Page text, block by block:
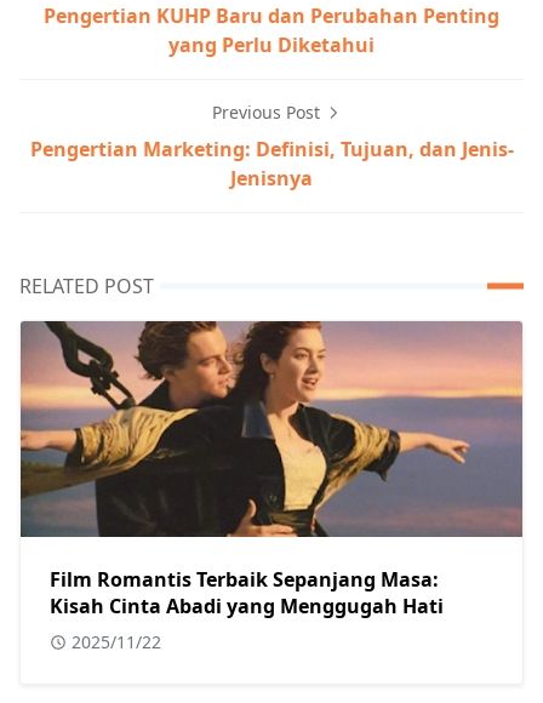
Pengertian KUHP Baru dan Perubahan Penting
yang Perlu Diketahui
Previous Post
Pengertian Marketing: Definisi, Tujuan, dan Jenis-
Jenisnya
RELATED POST
Film Romantis Terbaik Sepanjang Masa:
Kisah Cinta Abadi yang Menggugah Hati
2025/11/22